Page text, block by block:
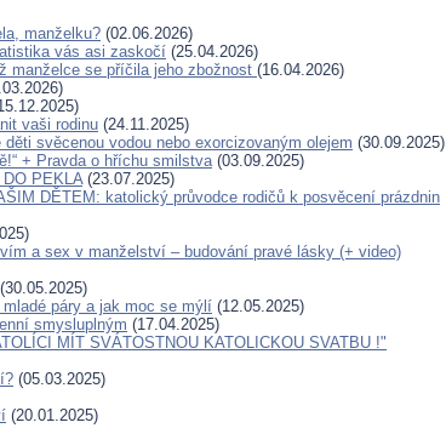
manželku? (02.06.2026)
vás asi zaskočí (25.04.2026)
manželce se příčila jeho zbožnost (16.04.2026)
vaši rodinu (24.11.2025)
svěcenou vodou nebo exorcizovaným olejem (30.09.2025)
+ Pravda o hříchu smilstva(03.09.2025)
PEKLA(23.07.2025)
DĚTEM: katolický průvodce rodičů k posvěcení prázdnin
a sex v manželství – budování pravé lásky (+ video)
(30.05.2025)
páry a jak moc se mýlí (12.05.2025)
smysluplným (17.04.2025)
MÍT SVÁTOSTNOU KATOLICKOU SVATBU !"
(05.03.2025)
(20.01.2025)